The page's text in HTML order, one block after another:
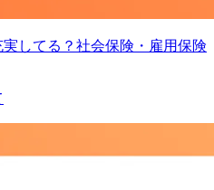
してる？社会保険・雇用保険